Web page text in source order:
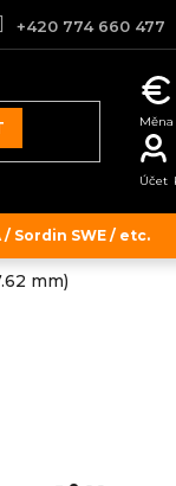
Sordin SWE / etc.
+420 774 660 477
mm)